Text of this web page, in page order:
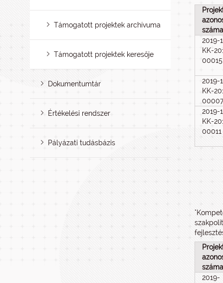
Támogatott projektek archívuma
Támogatott projektek keresője
Dokumentumtár
Értékelési rendszer
Pályázati tudásbázis
száma
2019-
KK-
00015
2019-
KK-
2019-
KK-
00011
száma
2019-